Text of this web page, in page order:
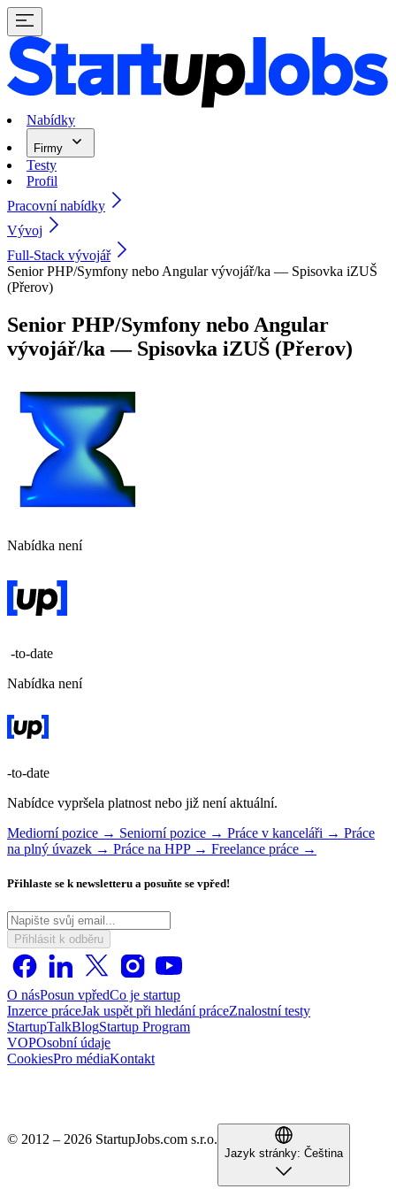
Nabídky
Firmy
Testy
Profil
Pracovní nabídky
Vývoj
Full-Stack vývojář
Senior PHP/Symfony nebo Angular vývojář/ka — Spisovka iZUŠ
(Přerov)
Senior PHP/Symfony nebo Angular
vývojář/ka — Spisovka iZUŠ (Přerov)
Nabídka není
-to-date
Nabídka není
-to-date
Nabídce vypršela platnost nebo již není aktuální.
Mediorní pozice → Seniorní pozice → Práce v kanceláři → Práce
na plný úvazek → Práce na HPP → Freelance práce →
Přihlaste se k newsletteru a posuňte se vpřed!
Přihlásit k odběru
O násPosun vpředCo je startup
Inzerce práceJak uspět při hledání práceZnalostní testy
StartupTalkBlogStartup Program
VOPOsobní údaje
CookiesPro médiaKontakt
© 2012 – 2026 StartupJobs.com s.r.o.
Jazyk stránky: Čeština